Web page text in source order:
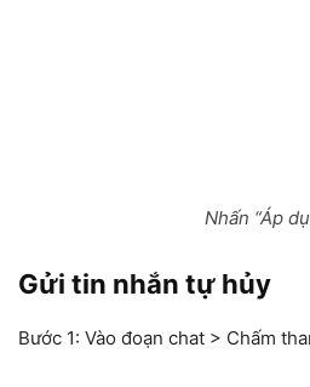
Nhấn “Áp
Gửi tin nhắn tự hủy
Bước 1: Vào đoạn chat > Chấm